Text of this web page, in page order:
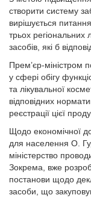
створити систему
вирішується
трьох регіональних
засобів, які б
Прем’єр-міністром
у сфері обігу
та лікувальної
відповідних
реєстрації цієї
Щодо економічної
для населення О.
міністерство
Зокрема, вже
постанови щодо
засоби, що